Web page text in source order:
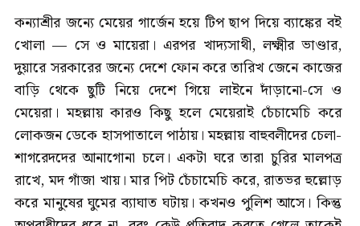
কন্যাশ্রীর জন্যে মেয়ের গার্জেন হয়ে টিপ ছাপ দিয়ে ব্যাঙ্কের বই
খোলা — সে ও মায়েরা। এরপর খাদ্যসাথী, লক্ষ্মীর ভাণ্ডার,
দুয়ারে সরকারের জন্যে দেশে ফোন করে তারিখ জেনে কাজের
বাড়ি থেকে ছুটি নিয়ে দেশে গিয়ে লাইনে দাঁড়ানো-সে ও
মেয়েরা। মহল্লায় কারও কিছু হলে মেয়েরাই চেঁচামেচি করে
লোকজন ডেকে হাসপাতালে পাঠায়। মহল্লায় বাহুবলীদের চেলা-
শাগরেদদের আনাগোনা চলে। একটা ঘরে তারা চুরির মালপত্র
রাখে, মদ গাঁজা খায়। মার পিট চেঁচামেচি করে, রাতভর হুল্লোড়
করে মানুষের ঘুমের ব্যাঘাত ঘটায়। কখনও পুলিশ আসে। কিন্তু